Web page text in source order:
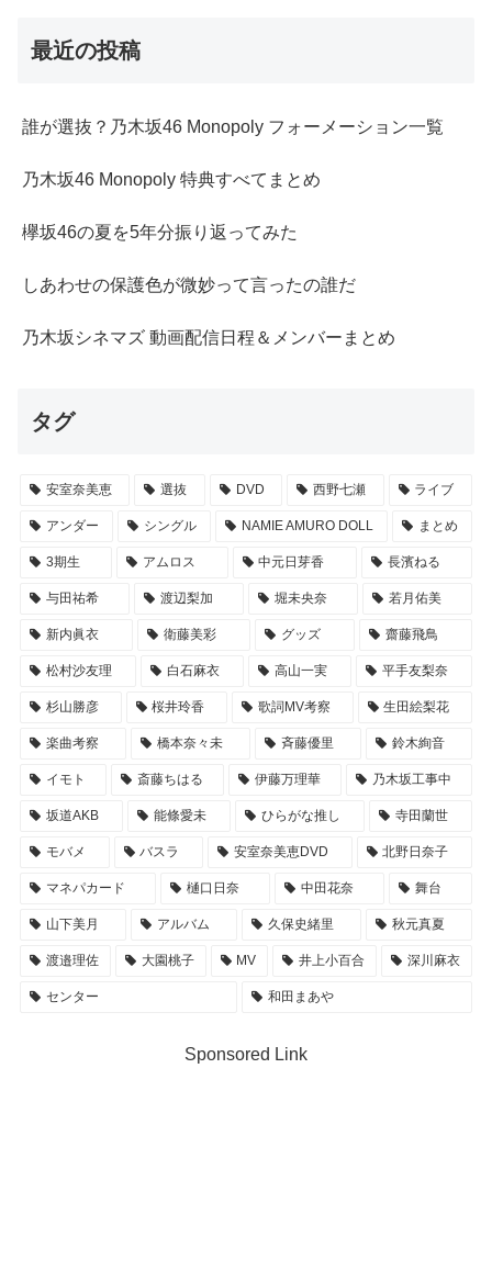
最近の投稿
誰が選抜？乃木坂46 Monopoly フォーメーション一覧
乃木坂46 Monopoly 特典すべてまとめ
欅坂46の夏を5年分振り返ってみた
しあわせの保護色が微妙って言ったの誰だ
乃木坂シネマズ 動画配信日程＆メンバーまとめ
タグ
安室奈美恵 選抜 DVD 西野七瀬 ライブ
アンダー シングル NAMIE AMURO DOLL まとめ
3期生 アムロス 中元日芽香 長濱ねる
与田祐希 渡辺梨加 堀未央奈 若月佑美
新内眞衣 衛藤美彩 グッズ 齋藤飛鳥
松村沙友理 白石麻衣 高山一実 平手友梨奈
杉山勝彦 桜井玲香 歌詞MV考察 生田絵梨花
楽曲考察 橋本奈々未 斉藤優里 鈴木絢音
イモト 斎藤ちはる 伊藤万理華 乃木坂工事中
坂道AKB 能條愛未 ひらがな推し 寺田蘭世
モバメ バスラ 安室奈美恵DVD 北野日奈子
マネパカード 樋口日奈 中田花奈 舞台
山下美月 アルバム 久保史緒里 秋元真夏
渡邉理佐 大園桃子 MV 井上小百合 深川麻衣
センター 和田まあや
Sponsored Link